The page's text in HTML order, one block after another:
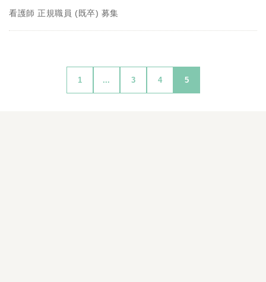
看護師 正規職員 (既卒) 募集
1 ... 3 4 5